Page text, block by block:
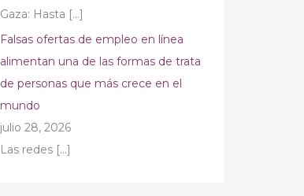
Gaza: Hasta […]
Falsas ofertas de empleo en línea
alimentan una de las formas de trata
de personas que más crece en el
mundo
julio 28, 2026
Las redes […]